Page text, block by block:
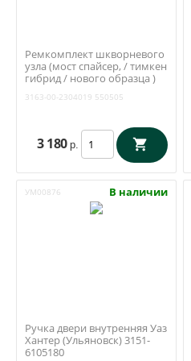
Ремкомплект шкворневого
узла (мост спайсер, / тимкен
гибрид / нового образца )
шкворневой ключ) (RedBTR)
3163-00-2304019 550505
3 180 р.
УМ00876 В наличии
Ручка двери внутренняя Уаз
Хантер (Ульяновск) 3151-
6105180